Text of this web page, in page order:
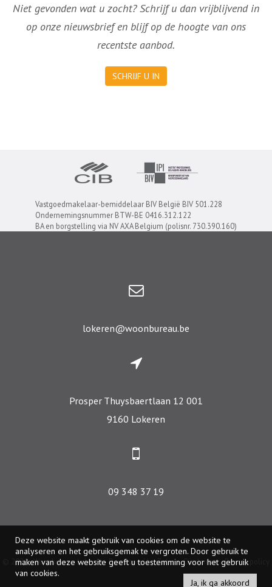
Niet gevonden wat u zocht? Schrijf u dan vrijblijvend in
op onze nieuwsbrief en blijf op de hoogte van ons
recentste aanbod.
SCHRIJF U IN
Vastgoedmakelaar-bemiddelaar BIV België BIV 501.228
Ondernemingsnummer BTW-BE 0416.312.122
BA en borgstelling via NV AXA Belgium (polisnr. 730.390.160)
lokeren@woonbureau.be
Prosper Thuysbaertlaan 12 001
9160 Lokeren
09 348 37 19
© 2026 - Woonbureau Lokeren - Developed by Zabun-Disclaimer -Privacy policy
Deze website maakt gebruik van cookies om de website te
analyseren en het gebruiksgemak te vergroten. Door gebruik te
maken van deze website geeft u toestemming voor het gebruik
van cookies.
Ja, ik ga akkoord